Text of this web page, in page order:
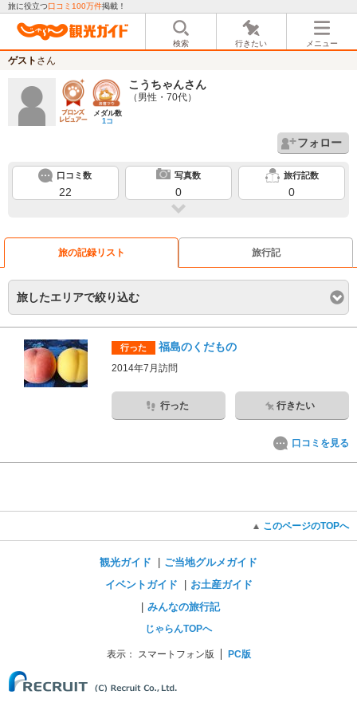
旅に役立つ口コミ100万件掲載！
検索 行きたい メニュー
ゲスト さん
メダル数
1コ
こうちゃんさん
（男性・70代）
フォロー
口コミ数
22
写真数
0
旅行記数
0
旅の記録リスト 旅行記
旅したエリアで絞り込む
行った 福島のくだもの
2014年7月訪問
行った 行きたい
口コミを見る
このページのTOPへ
観光ガイド
ご当地グルメガイド
イベントガイド
お土産ガイド
みんなの旅行記
じゃらんTOPへ
表示： スマートフォン版 PC版